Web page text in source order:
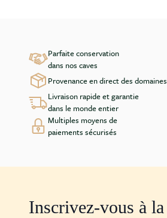
Parfaite conservation
dans nos caves
Provenance en direct des domaines
Livraison rapide et garantie
dans le monde entier
Multiples moyens de
paiements sécurisés
Inscrivez-vous à la